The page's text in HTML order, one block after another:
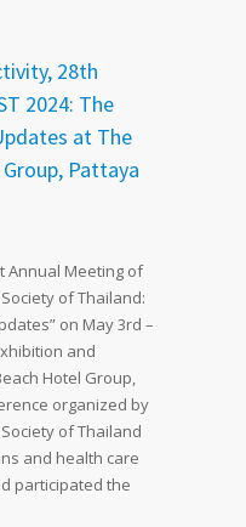
28th
2024: The
at The
Pattaya
Annual Meeting of
of Thailand:
on May 3rd –
and
Hotel Group,
organized by
of Thailand
and health care
participated the